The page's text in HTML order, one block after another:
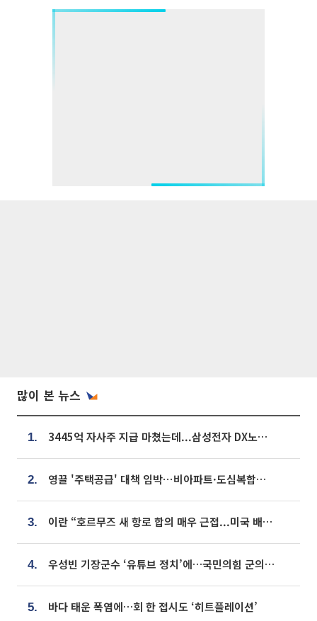
많이 본 뉴스
1. 3445억 자사주 지급 마쳤는데...삼성전자 DX노조, 뒤늦은 '떼쓰기 집회'
2. 영끌 '주택공급' 대책 임박⋯비아파트·도심복합까지 총동원
3. 이란 “호르무즈 새 항로 합의 매우 근접...미국 배상 먼저”
4. 우성빈 기장군수 ‘유튜브 정치’에…국민의힘 군의원들 집단 반발
5. 바다 태운 폭염에…회 한 접시도 ‘히트플레이션’